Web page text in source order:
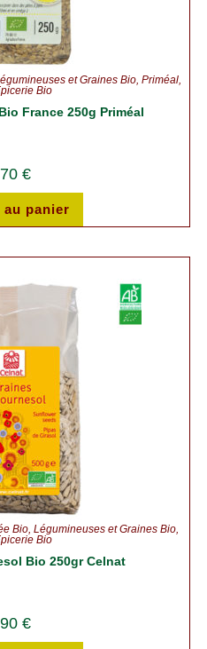
et Graines Bio, Priméal,
Bio
France 250g Priméal
€
panier
Bio Légumineuses et Graines Bio
Bio
Bio 250gr Celnat
€